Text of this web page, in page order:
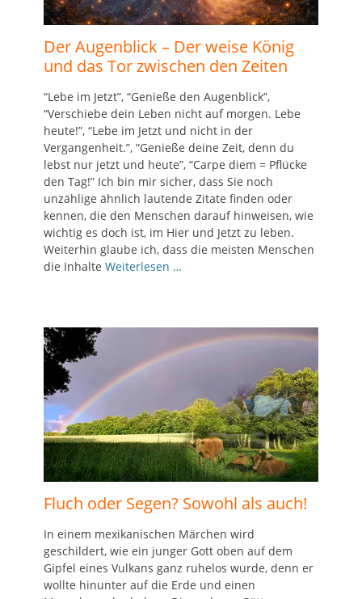
Der Augenblick – Der weise König
und das Tor zwischen den Zeiten
“Lebe im Jetzt”, “Genieße den Augenblick”,
“Verschiebe dein Leben nicht auf morgen. Lebe
heute!”, “Lebe im Jetzt und nicht in der
Vergangenheit.”, “Genieße deine Zeit, denn du
lebst nur jetzt und heute”, “Carpe diem = Pflücke
den Tag!” Ich bin mir sicher, dass Sie noch
unzählige ähnlich lautende Zitate finden oder
kennen, die den Menschen darauf hinweisen, wie
wichtig es doch ist, im Hier und Jetzt zu leben.
Weiterhin glaube ich, dass die meisten Menschen
die Inhalte Weiterlesen …
Fluch oder Segen? Sowohl als auch!
In einem mexikanischen Märchen wird
geschildert, wie ein junger Gott oben auf dem
Gipfel eines Vulkans ganz ruhelos wurde, denn er
wollte hinunter auf die Erde und einen